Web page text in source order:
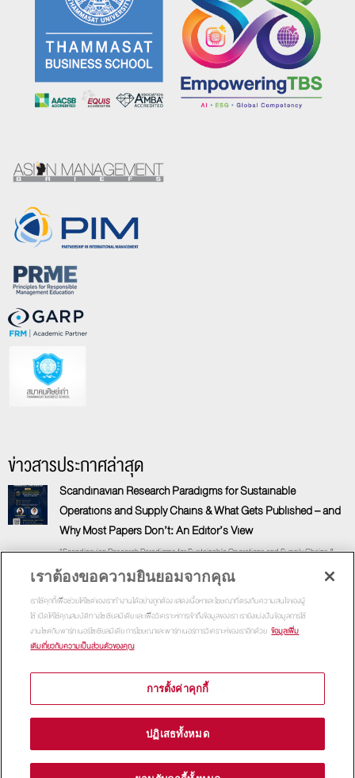
ข่าวสารประกาศล่าสุด
Scandinavian Research Paradigms for Sustainable
Operations and Supply Chains & What Gets Published – and
Why Most Papers Don’t: An Editor’s View
“Scandinavian Research Paradigms for Sustainable Operations and Supply Chains &
What Gets
เสริมความคิด ติดปีกวิชาชีพ กับคณะพาณิชย์ฯ ธรรมศาสตร์
ผู้มีสิทธิ์เข้าสัมมนาทางวิชาการ โครงการสัมมนา “เสริมความคิด ติดปีกวิชาชีพ กับคณะพาณิชย์ฯ
17 July, 2026
เราต้องขอความยินยอมจากคุณ
เราใช้คุกกี้เพื่อช่วยให้ไซต์ของเราทำงานได้อย่างถูกต้อง แสดงเนื้อหาและโฆษณาที่ตรงกับความสนใจของผู้
ใช้ เปิดให้ใช้คุณสมบัติทางโซเชียลมีเดีย และเพื่อวิเคราะห์การเข้าถึงข้อมูลของเรา เรายังแบ่งปันข้อมูลการใช้
งานไซต์กับพาร์ทเนอร์โซเชียลมีเดีย การโฆษณาและพาร์ทเนอร์การวิเคราะห์ของเราอีกด้วย ข้อมูลเพิ่ม
เติมเกี่ยวกับความเป็นส่วนตัวของคุณ
การตั้งค่าคุกกี้
ปฏิเสธทั้งหมด